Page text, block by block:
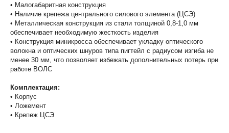
• Малогабаритная конструкция
• Наличие крепежа центрального силового элемента (ЦСЭ)
• Металлическая конструкция из стали толщиной 0,8-1,0 мм
обеспечивает необходимую жесткость изделия
• Конструкция миникросса обеспечивает укладку оптического
волокна и оптических шнуров типа пигтейл с радиусом изгиба не
менее 30 мм, что позволяет избежать дополнительных потерь при
работе ВОЛС
Комплектация:
• Корпус
• Ложемент
• Крепеж ЦСЭ